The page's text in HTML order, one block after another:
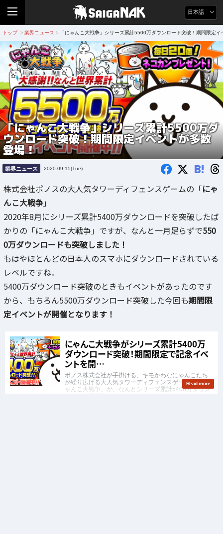
日本語
トップ > 業界ニュース > 「にゃんこ大戦争」シリーズ累計5500万ダウンロード突破！期間限定
「にゃんこ大戦争」シリーズ累計5500万ダ
ウンロード突破！期間限定イベントが多数
登場！
業界ニュース 2020.09.15(Tue) B!
株式会社ポノスの大人気タワーディフェンスゲームの「にゃ
んこ大戦争」
2020年8月にシリーズ累計5400万ダウンロードを突破したば
かりの「にゃんこ大戦争」ですが、なんと一月足らずで550
0万ダウンロードも突破しました！
もはやほとんどの日本人のスマホにダウンロードされている
レベルですね。
5400万ダウンロード突破のときもイベントがあったのです
から、もちろん5500万ダウンロード突破した今回も期間限
定イベントが開催となります！